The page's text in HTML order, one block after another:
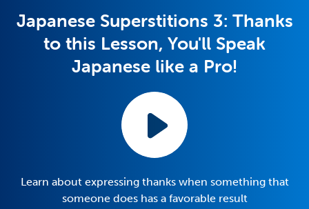
Japanese Superstitions 3: Thanks
to this Lesson, You'll Speak
Japanese like a Pro!
Learn about expressing thanks when something that
someone does has a favorable result